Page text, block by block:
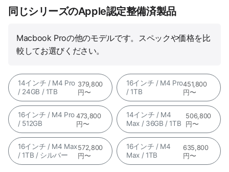
同じシリーズのApple認定整備済製品
Macbook Proの他のモデルです。スペックや価格を比
較してお選びください。
14インチ / M4 Pro
/ 24GB / 1TB
379,800
円〜
16インチ / M4 Pro
/ 1TB
451,800
円〜
16インチ / M4 Pro
/ 512GB
473,800
円〜
14インチ / M4
Max / 36GB / 1TB
506,800
円〜
16インチ / M4 Max
/ 1TB / シルバー
572,800
円〜
16インチ / M4
Max / 1TB
635,800
円〜